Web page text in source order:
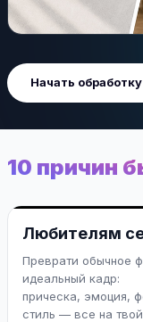
Начать обработку
10 причин
Любителям
Преврати обычное
идеальный кадр:
прическа, эмоция,
стиль — все на твой